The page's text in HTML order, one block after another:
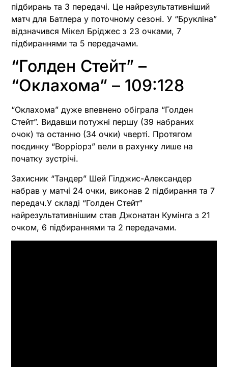
підбирань та 3 передачі. Це найрезультативніший
матч для Батлера у поточному сезоні. У “Брукліна”
відзначився Мікел Бріджес з 23 очками, 7
підбираннями та 5 передачами.
“Голден Стейт” –
“Оклахома” – 109:128
“Оклахома” дуже впевнено обіграла “Голден
Стейт”. Видавши потужні першу (39 набраних
очок) та останню (34 очки) чверті. Протягом
поєдинку “Ворріорз” вели в рахунку лише на
початку зустрічі.
Захисник “Тандер” Шей Гілджис-Александер
набрав у матчі 24 очки, виконав 2 підбирання та 7
передач.У складі “Голден Стейт”
найрезультативнішим став Джонатан Кумінга з 21
очком, 6 підбираннями та 2 передачами.